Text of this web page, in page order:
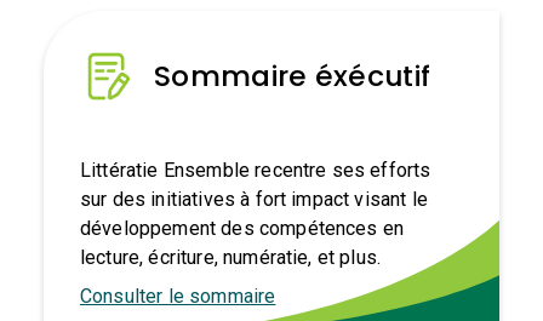
Sommaire éxécutif
Littératie Ensemble recentre ses efforts
sur des initiatives à fort impact visant le
développement des compétences en
lecture, écriture, numératie, et plus.
Consulter le sommaire